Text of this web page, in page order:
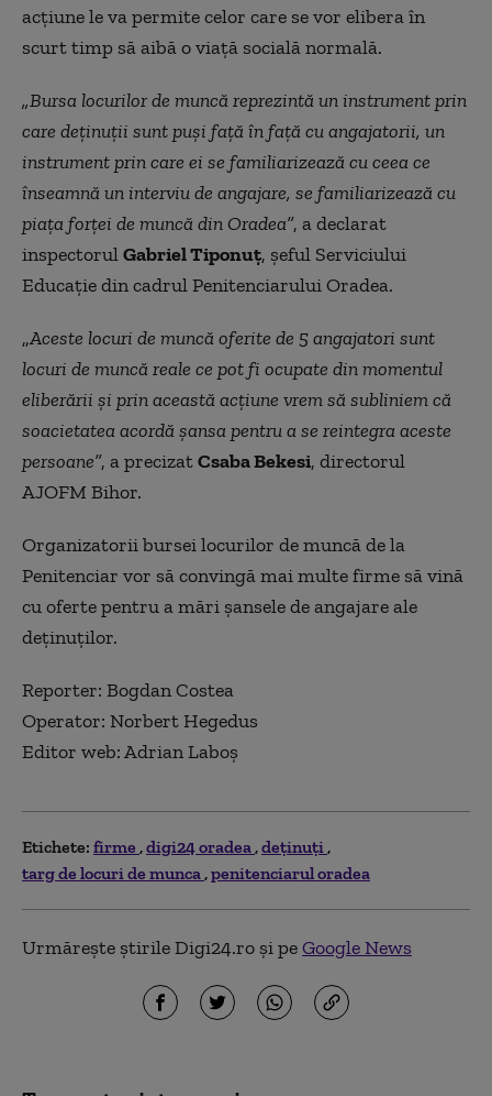
acţiune le va permite celor care se vor elibera în
scurt timp să aibă o viaţă socială normală.
„Bursa locurilor de muncă reprezintă un instrument prin
care deţinuţii sunt puşi faţă în faţă cu angajatorii, un
instrument prin care ei se familiarizează cu ceea ce
înseamnă un interviu de angajare, se familiarizează cu
piaţa forţei de muncă din Oradea”, a declarat
inspectorulGabriel Tiponuţ, şeful Serviciului
Educaţie din cadrul Penitenciarului Oradea.
„Aceste locuri de muncă oferite de 5 angajatori sunt
locuri de muncă reale ce pot fi ocupate din momentul
eliberării şi prin această acţiune vrem să subliniem că
soacietatea acordă şansa pentru a se reintegra aceste
persoane”, a precizatCsaba Bekesi, directorul
AJOFM Bihor.
Organizatorii bursei locurilor de muncă de la
Penitenciar vor să convingă mai multe firme să vină
cu oferte pentru a mări şansele de angajare ale
deţinuţilor.
Reporter: Bogdan Costea
Operator: Norbert Hegedus
Editor web: Adrian Laboş
Etichete: firme digi24 oradea deținuți
targ de locuri de munca penitenciarul oradea
Urmărește știrile Digi24.ro și peGoogle News